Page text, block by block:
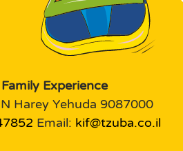
Experience
Harey Yehuda 9087000
Email: kif@tzuba.co.il